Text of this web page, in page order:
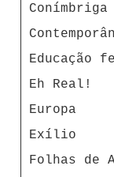
Conímbriga
Educação
Eh Real!
Europa
Exílio
Folhas de